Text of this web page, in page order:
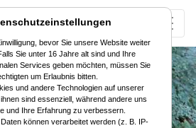
bevor Sie unsere Website weiter
Sie unter 16 Jahre alt sind und Ihre
Services geben möchten, müssen Sie
um Erlaubnis bitten.
und andere Technologien auf unserer
sind essenziell, während andere uns
und Ihre Erfahrung zu verbessern.
können verarbeitet werden (z. B. IP-